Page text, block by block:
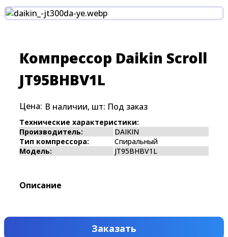
Компрессор Daikin Scroll
JT95BHBV1L
Цена: В наличии, шт: Под заказ
Технические характеристики:
Производитель:
DAIKIN
Тип компрессора:
Спиральный
Модель:
JT95BHBV1L
Описание
Заказать